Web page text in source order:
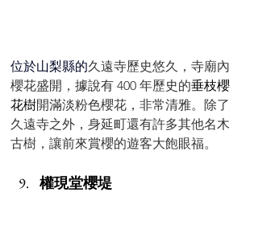
位於山梨縣的久遠寺歷史悠久，寺廟內
櫻花盛開，據說有 400 年歷史的垂枝櫻
花樹開滿淡粉色櫻花，非常清雅。除了
久遠寺之外，身延町還有許多其他名木
古樹，讓前來賞櫻的遊客大飽眼福。
權現堂櫻堤